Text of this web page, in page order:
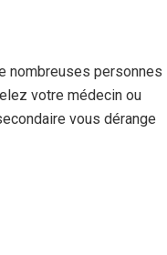
nombreuses personnes
votre médecin ou
vous dérange